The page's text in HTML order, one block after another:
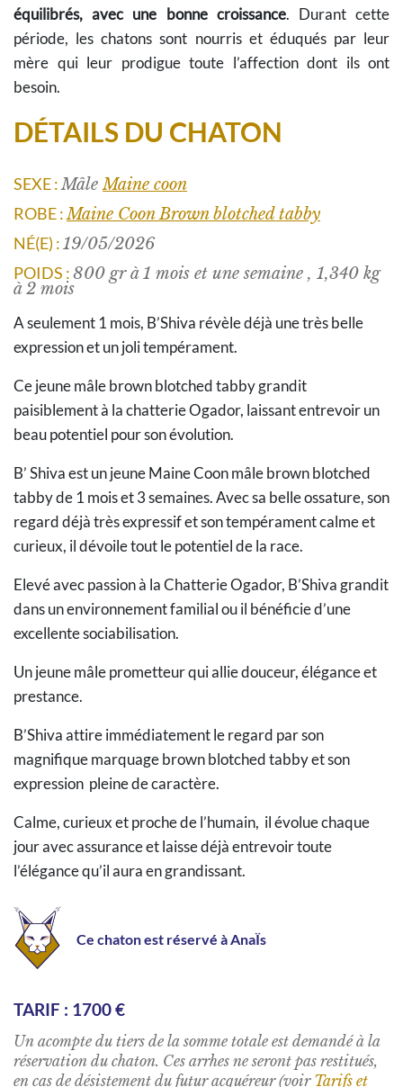
équilibrés, avec une bonne croissance. Durant cette
période, les chatons sont nourris et éduqués par leur
mère qui leur prodigue toute l’affection dont ils ont
besoin.
DÉTAILS DU CHATON
SEXE :MâleMaine coon
ROBE :Maine Coon Brown blotched tabby
NÉ(E) :19/05/2026
POIDS :800 gr à 1 mois et une semaine , 1,340 kg
à 2 mois
A seulement 1 mois, B’Shiva révèle déjà une très belle
expression et un joli tempérament.
Ce jeune mâle brown blotched tabby grandit
paisiblement à la chatterie Ogador, laissant entrevoir un
beau potentiel pour son évolution.
B’ Shiva est un jeune Maine Coon mâle brown blotched
tabby de 1 mois et 3 semaines. Avec sa belle ossature, son
regard déjà très expressif et son tempérament calme et
curieux, il dévoile tout le potentiel de la race.
Elevé avec passion à la Chatterie Ogador, B’Shiva grandit
dans un environnement familial ou il bénéficie d’une
excellente sociabilisation.
Un jeune mâle prometteur qui allie douceur, élégance et
prestance.
B’Shiva attire immédiatement le regard par son
magnifique marquage brown blotched tabby et son
expression pleine de caractère.
Calme, curieux et proche de l’humain, il évolue chaque
jour avec assurance et laisse déjà entrevoir toute
l’élégance qu’il aura en grandissant.
Ce chaton est réservé à AnaÏs
TARIF : 1700 €
Un acompte du tiers de la somme totale est demandé à la
réservation du chaton. Ces arrhes ne seront pas restitués,
en cas de désistement du futur acquéreur (voir Tarifs et